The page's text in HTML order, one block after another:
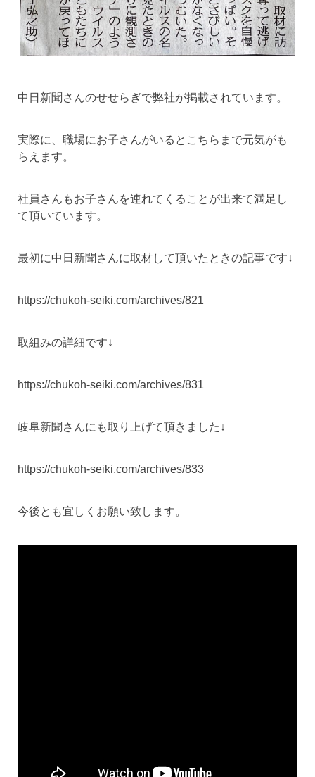
中日新聞さんのせせらぎで弊社が掲載されています。
実際に、職場にお子さんがいるとこちらまで元気がも
らえます。
社員さんもお子さんを連れてくることが出来て満足し
て頂いています。
最初に中日新聞さんに取材して頂いたときの記事です↓
https://chukoh-seiki.com/archives/821
取組みの詳細です↓
https://chukoh-seiki.com/archives/831
岐阜新聞さんにも取り上げて頂きました↓
https://chukoh-seiki.com/archives/833
今後とも宜しくお願い致します。